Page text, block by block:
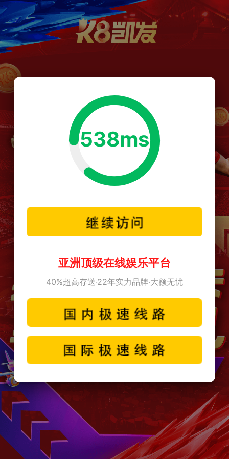
538ms
亚洲顶级在线娱乐平台
40%超高存送·22年实力品牌·大额无忧